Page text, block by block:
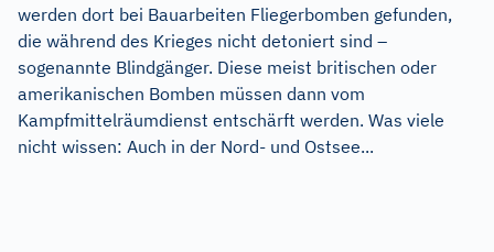
werden dort bei Bauarbeiten Fliegerbomben gefunden,
die während des Krieges nicht detoniert sind –
sogenannte Blindgänger. Diese meist britischen oder
amerikanischen Bomben müssen dann vom
Kampfmittelräumdienst entschärft werden. Was viele
nicht wissen: Auch in der Nord- und Ostsee...